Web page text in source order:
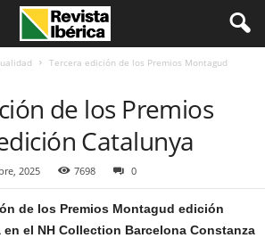
Tercera edición de los Premios Montagud
de los Premios
Catalunya
2025 7698 0
de los Premios Montagud edición
el NH Collection Barcelona Constanza